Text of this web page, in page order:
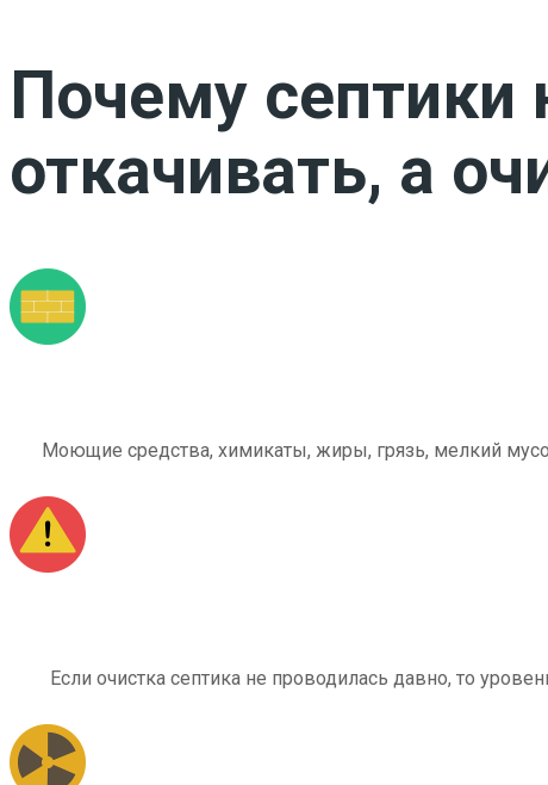
Почему септики
откачивать, а
Моющие средства, химикаты, жиры, грязь, мелкий
Если очистка септика не проводилась давно, то